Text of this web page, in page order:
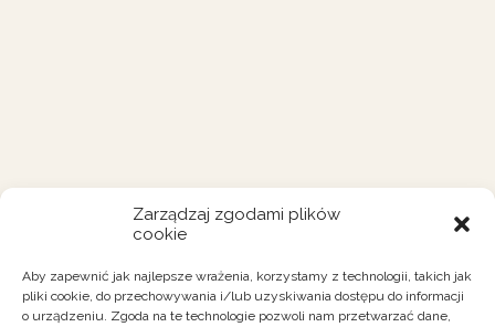
Zarządzaj zgodami plików
cookie
Aby zapewnić jak najlepsze wrażenia, korzystamy z technologii, takich jak
pliki cookie, do przechowywania i/lub uzyskiwania dostępu do informacji
o urządzeniu. Zgoda na te technologie pozwoli nam przetwarzać dane,